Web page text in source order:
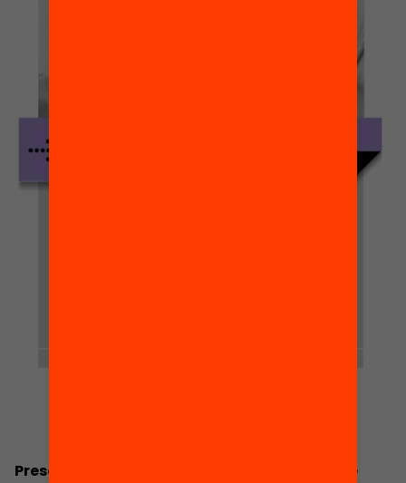
Presentació de la roda de premsa: L’estat de